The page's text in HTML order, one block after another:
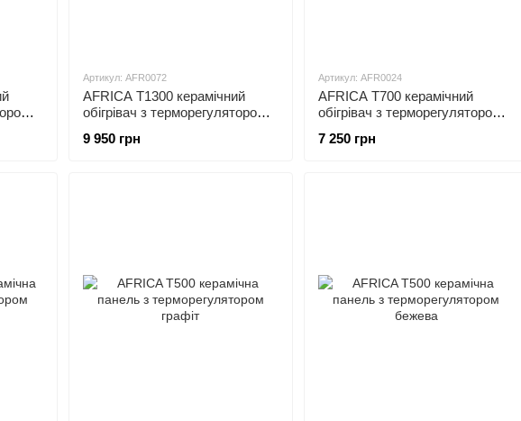
Артикул: AFR0072
AFRICA T1300 керамічний
обігрівач з терморегулятором
9 950 грн
Артикул: AFR0024
AFRICA T700 керамічний
обігрівач з терморегулятором
7 250 грн